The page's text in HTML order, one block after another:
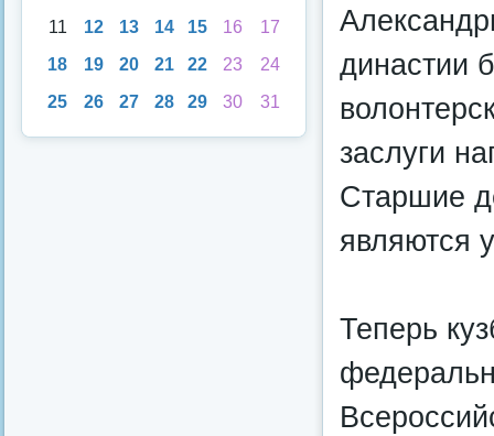
династии
заслуги
Старшие
являются
Теперь
11
12 13 14 15 16
17
18
19 20 21 22 23
24
25
26 27 28 29 30 31